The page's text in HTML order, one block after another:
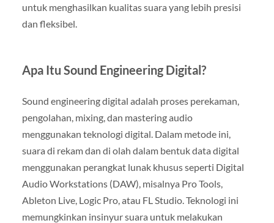
untuk menghasilkan kualitas suara yang lebih presisi
dan fleksibel.
Apa Itu Sound Engineering Digital?
Sound engineering digital adalah proses perekaman,
pengolahan, mixing, dan mastering audio
menggunakan teknologi digital. Dalam metode ini,
suara di rekam dan di olah dalam bentuk data digital
menggunakan perangkat lunak khusus seperti Digital
Audio Workstations (DAW), misalnya Pro Tools,
Ableton Live, Logic Pro, atau FL Studio. Teknologi ini
memungkinkan insinyur suara untuk melakukan